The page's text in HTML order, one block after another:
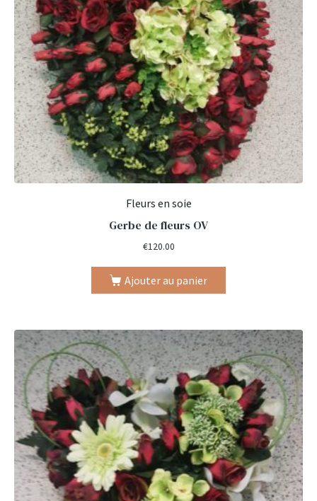
Fleurs en soie
Gerbe de fleurs OV
€120.00
Ajouter au panier